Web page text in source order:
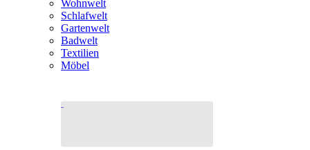
Wohnwelt
Schlafwelt
Gartenwelt
Badwelt
Textilien
Möbel